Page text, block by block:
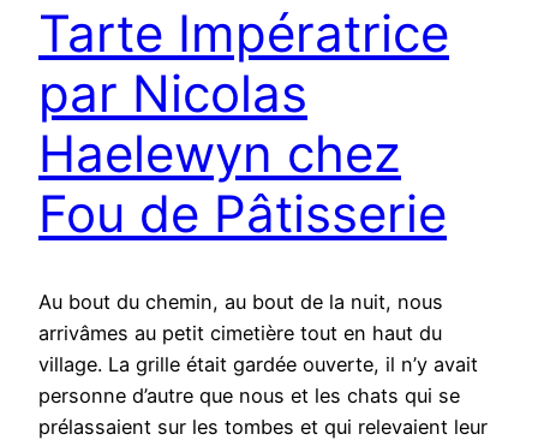
Tarte Impératrice
par Nicolas
Haelewyn chez
Fou de Pâtisserie
Au bout du chemin, au bout de la nuit, nous
arrivâmes au petit cimetière tout en haut du
village. La grille était gardée ouverte, il n’y avait
personne d’autre que nous et les chats qui se
prélassaient sur les tombes et qui relevaient leur